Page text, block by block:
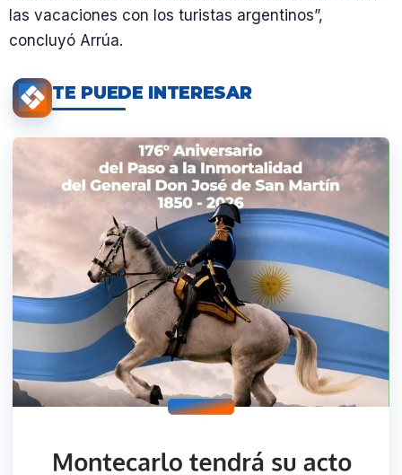
las vacaciones con los turistas argentinos”,
concluyó Arrúa.
TE PUEDE INTERESAR